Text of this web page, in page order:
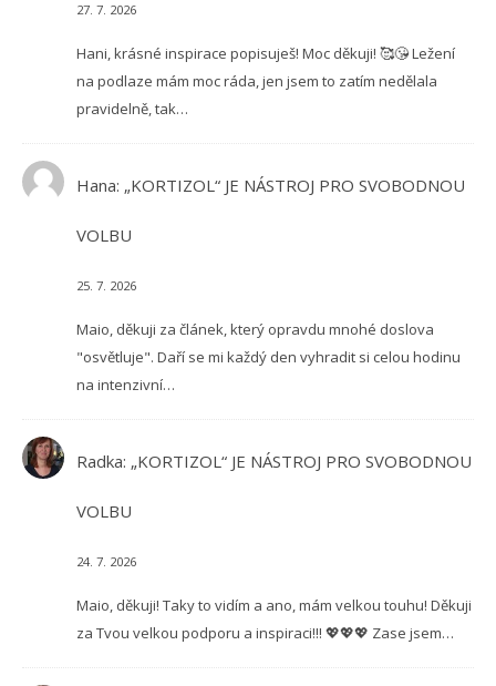
27. 7. 2026
Hani, krásné inspirace popisuješ! Moc děkuji! 🥰😘 Ležení
na podlaze mám moc ráda, jen jsem to zatím nedělala
pravidelně, tak…
Hana: „KORTIZOL“ JE NÁSTROJ PRO SVOBODNOU
VOLBU
25. 7. 2026
Maio, děkuji za článek, který opravdu mnohé doslova
"osvětluje". Daří se mi každý den vyhradit si celou hodinu
na intenzivní…
Radka: „KORTIZOL“ JE NÁSTROJ PRO SVOBODNOU
VOLBU
24. 7. 2026
Maio, děkuji! Taky to vidím a ano, mám velkou touhu! Děkuji
za Tvou velkou podporu a inspiraci!!! 💖💖💖 Zase jsem…